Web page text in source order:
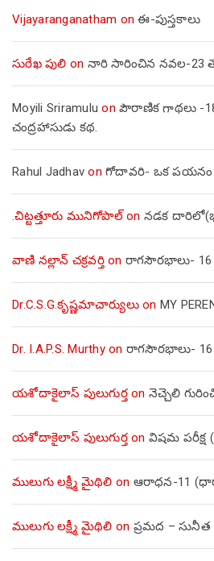
Vijayaranganatham onఈ-పుస్తకాలు
సురేఖ పులి on నారి సారించిన నవల-23
Moyili Sriramulu on పౌరాణిక గాథలు -
చంద్రహాసుడు కథ.
Rahul Jadhav on గోదావరి- ఒక పయనం
.చిట్టత్తూరు మునిగోపాల్on నడక
వాణి నల్లాన్ చక్రవర్తిon రాగసౌరభాలు-
Dr.C.S.G.కృష్ణమాచార్యులుon MY
Dr. I.A.P.S. Murthyon రాగసౌరభాలు-
యశోదాకైలాస్ పులుగుర్తon నెచ్చెలి
యశోదాకైలాస్ పులుగుర్తon విషమ పరీక్ష
ములుగు లక్ష్మీ మైథిలి on ఆరాధన-11
ములుగు లక్ష్మీ మైథిలి on ప్రమద –